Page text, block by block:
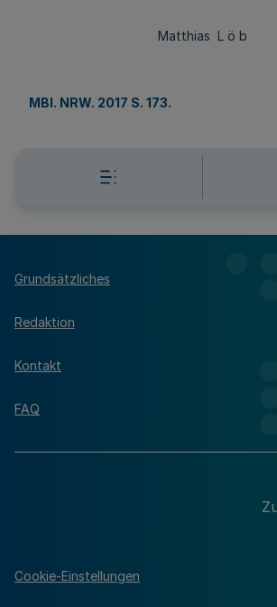
Matthias L ö b
MBl. NRW. 2017 S. 173.
Grundsätzliches
Redaktion
Kontakt
FAQ
Cookie-Einstellungen